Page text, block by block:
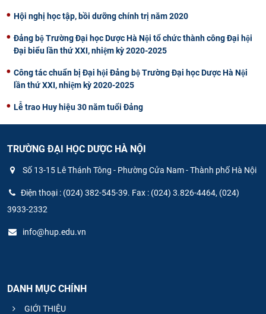
Hội nghị học tập, bồi dưỡng chính trị năm 2020
Đảng bộ Trường Đại học Dược Hà Nội tổ chức thành công Đại hội
Đại biểu lần thứ XXI, nhiệm kỳ 2020-2025
Công tác chuẩn bị Đại hội Đảng bộ Trường Đại học Dược Hà Nội
lần thứ XXI, nhiệm kỳ 2020-2025
Lễ trao Huy hiệu 30 năm tuổi Đảng
TRƯỜNG ĐẠI HỌC DƯỢC HÀ NỘI
Số 13-15 Lê Thánh Tông - Phường Cửa Nam - Thành phố Hà Nội
Điện thoại : (024) 382-545-39. Fax : (024) 3.826-4464, (024)
3933-2332
info@hup.edu.vn
DANH MỤC CHÍNH
GIỚI THIỆU